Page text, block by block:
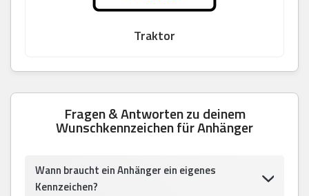
Traktor
Fragen & Antworten zu deinem
Wunschkennzeichen für Anhänger
Wann braucht ein Anhänger ein eigenes
Kennzeichen?